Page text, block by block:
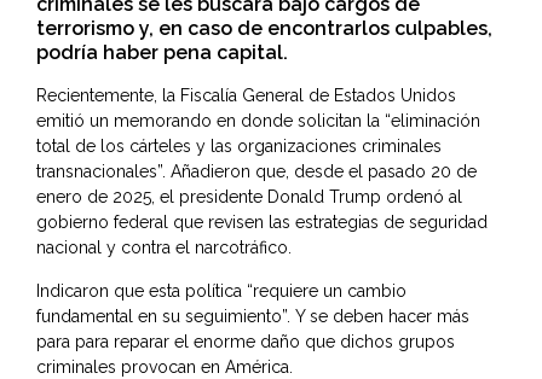
terrorismo y, en caso de encontrarlos culpables,
podría haber pena capital.
Recientemente, la Fiscalía General de Estados Unidos
emitió un memorando en donde solicitan la “eliminación
total de los cárteles y las organizaciones criminales
transnacionales”. Añadieron que, desde el pasado 20 de
enero de 2025, el presidente Donald Trump ordenó al
gobierno federal que revisen las estrategias de seguridad
nacional y contra el narcotráfico.
Indicaron que esta política “requiere un cambio
fundamental en su seguimiento”. Y se deben hacer más
para para reparar el enorme daño que dichos grupos
criminales provocan en América.